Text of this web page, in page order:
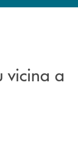
vicina a